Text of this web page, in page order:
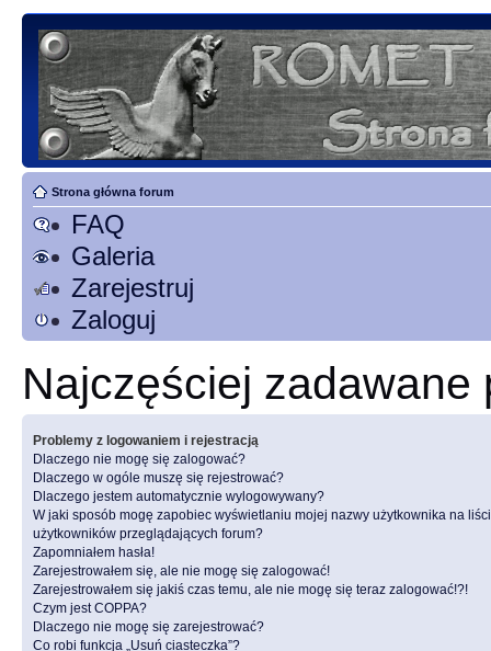
Strona główna forum
FAQ
Galeria
Zarejestruj
Zaloguj
Najczęściej zadawane
Problemy z logowaniem i rejestracją
Dlaczego nie mogę się zalogować?
Dlaczego w ogóle muszę się rejestrować?
Dlaczego jestem automatycznie wylogowywany?
W jaki sposób mogę zapobiec wyświetlaniu mojej nazwy użytkownika na
użytkowników przeglądających forum?
Zapomniałem hasła!
Zarejestrowałem się, ale nie mogę się zalogować!
Zarejestrowałem się jakiś czas temu, ale nie mogę się teraz zalogować!?!
Czym jest COPPA?
Dlaczego nie mogę się zarejestrować?
Co robi funkcja „Usuń ciasteczka”?